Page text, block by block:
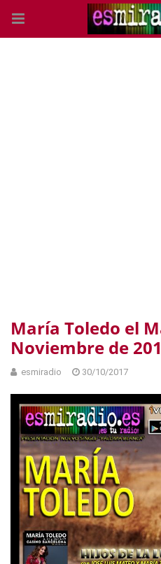
María Toledo el
Noviembre de
esmiradio 30/10/2017